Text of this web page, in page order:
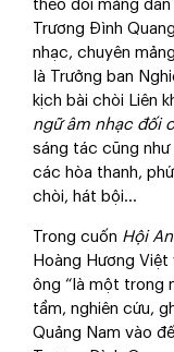
theo dõi mảng
Trương Đình
nhạc, chuyên
là Trưởng ban
kịch bài chòi Liên
ngữ âm nhạc đối
sáng tác cũng như
các hòa thanh,
chòi, hát bội…
Trong cuốn Hội
Hoàng Hương
ông “là một trong
tầm, nghiên cứu,
Quảng Nam vào